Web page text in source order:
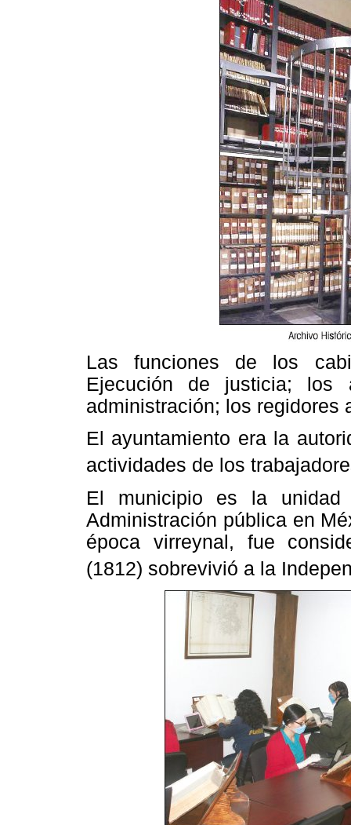
Las funciones de los
Ejecución de justicia; los
administración; los regidores
El ayuntamiento era la
actividades de los
El municipio es la unidad
Administración pública en
época virreynal, fue
(1812) sobrevivió a la